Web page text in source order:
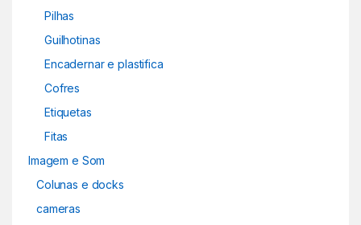
Pilhas
Guilhotinas
Encadernar e plastifica
Cofres
Etiquetas
Fitas
Imagem e Som
Colunas e docks
cameras